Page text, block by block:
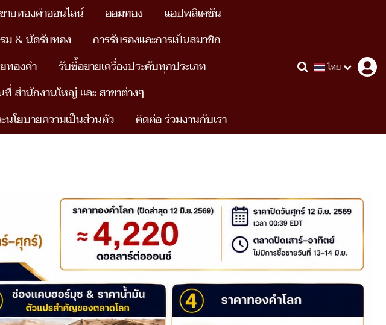
ายทองคำออนไลน์ ออมทอง
แอปพลิเคชัน
ม & นัดรับทอง
การรับรองและการเป็นสมาชิก
ทองคำ
รับซื้อขายเครื่องประดับทุกประเภท
สำนักงานใหญ่ เเละ สาขาต่างๆ
นโยบายความเป็นส่วนตัว ติดต่อ ร่วมงานกับเรา
ไทย